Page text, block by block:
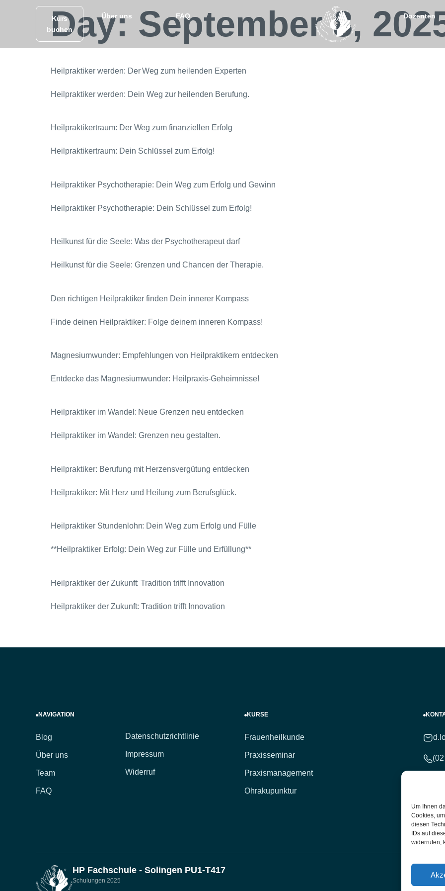
Um Ihnen
Cookies,
diesen
IDs auf
widerrufen,
Kurs
buchen
Über uns FAQ Dozenten
Day:September 8,
Heilpraktiker werden: Der Weg zum heilenden Experten
Heilpraktiker werden: Dein Weg zur heilenden Berufung.
Heilpraktikertraum: Der Weg zum finanziellen Erfolg
Heilpraktikertraum: Dein Schlüssel zum Erfolg!
Heilpraktiker Psychotherapie: Dein Weg zum Erfolg und Gewinn
Heilpraktiker Psychotherapie: Dein Schlüssel zum Erfolg!
Heilkunst für die Seele: Was der Psychotherapeut darf
Heilkunst für die Seele: Grenzen und Chancen der Therapie.
Den richtigen Heilpraktiker finden Dein innerer Kompass
Finde deinen Heilpraktiker: Folge deinem inneren Kompass!
Magnesiumwunder: Empfehlungen von Heilpraktikern entdecken
Entdecke das Magnesiumwunder: Heilpraxis-Geheimnisse!
Heilpraktiker im Wandel: Neue Grenzen neu entdecken
Heilpraktiker im Wandel: Grenzen neu gestalten.
Heilpraktiker: Berufung mit Herzensvergütung entdecken
Heilpraktiker: Mit Herz und Heilung zum Berufsglück.
Heilpraktiker Stundenlohn: Dein Weg zum Erfolg und Fülle
**Heilpraktiker Erfolg: Dein Weg zur Fülle und Erfüllung**
Heilpraktiker der Zukunft: Tradition trifft Innovation
Heilpraktiker der Zukunft: Tradition trifft Innovation
NAVIGATION
Blog
Über uns
Team
FAQ
Datenschutzrichtlinie
Impressum
Widerruf
KURSE
Frauenheilkunde
Praxisseminar
Praxismanagement
Ohrakupunktur
HP Fachschule - Solingen PU1-T417
Schulungen 2025